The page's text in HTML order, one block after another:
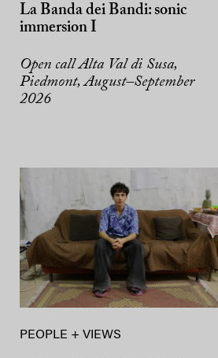
La Banda dei Bandi: sonic
immersion I
Open call Alta Val di Susa,
Piedmont, August–September
2026
PEOPLE + VIEWS